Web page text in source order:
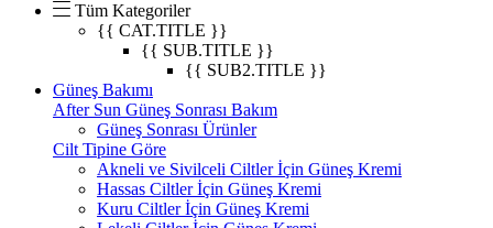
Tüm Kategoriler
{{ CAT.TITLE }}
{{ SUB.TITLE }}
{{ SUB2.TITLE }}
Güneş Bakımı
After Sun Güneş Sonrası Bakım
Güneş Sonrası Ürünler
Cilt Tipine Göre
Akneli ve Sivilceli Ciltler İçin Güneş Kremi
Hassas Ciltler İçin Güneş Kremi
Kuru Ciltler İçin Güneş Kremi